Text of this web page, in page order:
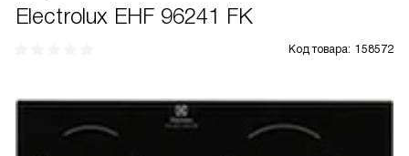
Electrolux EHF 96241 FK
Код товара: 158572